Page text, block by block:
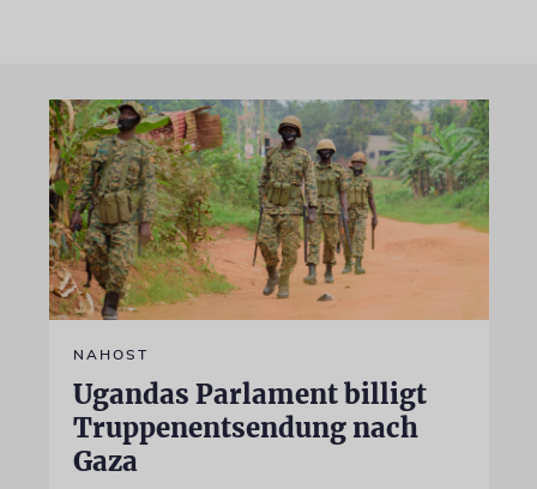
NAHOST
Ugandas Parlament billigt
Truppenentsendung nach
Gaza